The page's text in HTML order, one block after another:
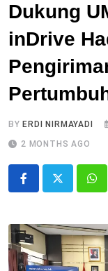
Dukung
inDrive
BY ERDI NIRMAYADI
2 MONTHS AGO